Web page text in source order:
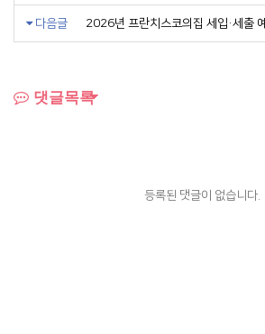
다음글 2026년 프란치스코의집 세입·세출
댓글목록
등록된 댓글이 없습니다.